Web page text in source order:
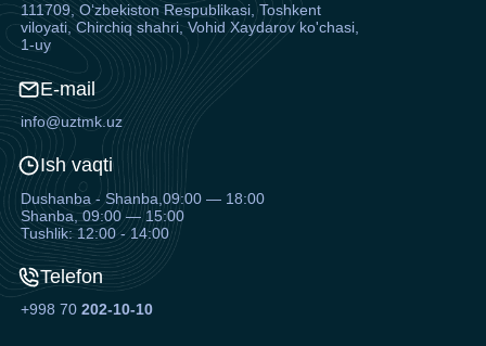
111709, O‘zbekiston Respublikasi, Toshkent
viloyati, Chirchiq shahri, Vohid Xaydarov ko'chasi,
1-uy
E-mail
info@uztmk.uz
Ish vaqti
Dushanba - Shanba,09:00 — 18:00
Shanba, 09:00 — 15:00
Tushlik: 12:00 - 14:00
Telefon
+998 70202-10-10